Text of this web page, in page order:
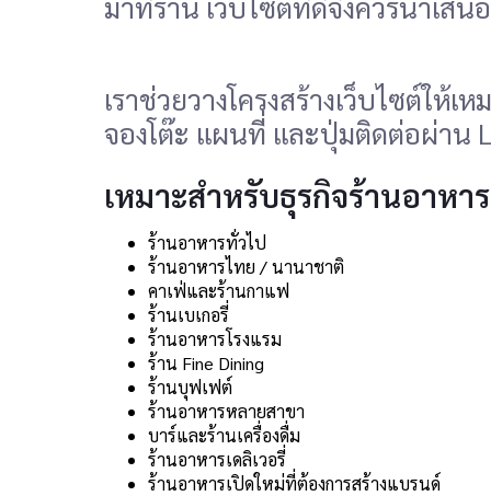
เราช่วยวางโครงสร้างเว็บไซต์ใ
จองโต๊ะ แผนที่ และปุ่มติดต่อผ่าน
เหมาะสำหรับธุรกิจร้านอาหา
ร้านอาหารทั่วไป
ร้านอาหารไทย / นานาชาติ
คาเฟ่และร้านกาแฟ
ร้านเบเกอรี่
ร้านอาหารโรงแรม
ร้าน Fine Dining
ร้านบุฟเฟต์
ร้านอาหารหลายสาขา
บาร์และร้านเครื่องดื่ม
ร้านอาหารเดลิเวอรี่
ร้านอาหารเปิดใหม่ที่ต้องการสร้างแบรนด์